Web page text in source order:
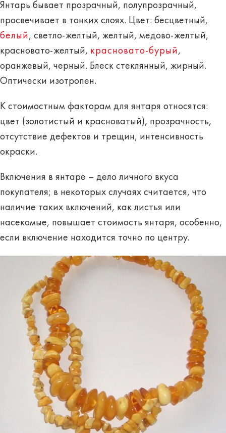
Янтарь бывает прозрачный, полупрозрачный,
просвечивает в тонких слоях. Цвет: бесцветный,
белый, светло-желтый, желтый, медово-желтый,
красновато-желтый, красновато-бурый,
оранжевый, черный. Блеск стеклянный, жирный.
Оптически изотропен.
К стоимостным факторам для янтаря относятся:
цвет (золотистый и красноватый), прозрачность,
отсутствие дефектов и трещин, интенсивность
окраски.
Включения в янтаре – дело личного вкуса
покупателя; в некоторых случаях считается, что
наличие таких включений, как листья или
насекомые, повышает стоимость янтаря, особенно,
если включение находится точно по центру.